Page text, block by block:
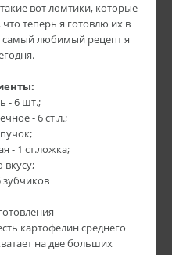
вот ломтики, которые
теперь я готовлю их в
любимый рецепт я
- 6 шт.;
- 6 ст.л.;
- 1 ст.ложка;
вкусу;
зубчиков
картофелин среднего
на две больших